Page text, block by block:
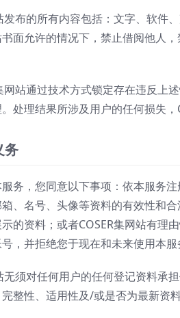
发布的所有内容包括：文字、软件
面允许的情况下，禁止借阅他人
网站通过技术方式锁定存在违反上
处理结果所涉及用户的任何损失，
务
务，您同意以下事项：依本服务
、名号、头像等资料的有效性和
的资料；或者COSER集网站有理
，并拒绝您于现在和未来使用本服
无须对任何用户的任何登记资料承
整性、适用性及/或是否为最新资料